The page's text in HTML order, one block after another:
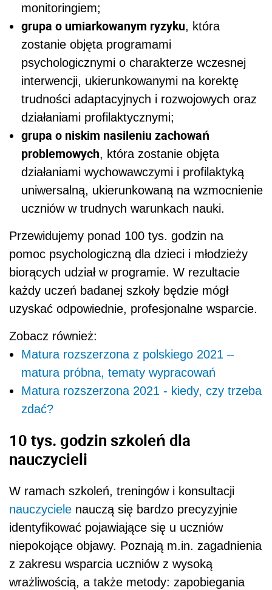
monitoringiem;
grupa o umiarkowanym ryzyku, która
zostanie objęta programami
psychologicznymi o charakterze wczesnej
interwencji, ukierunkowanymi na korektę
trudności adaptacyjnych i rozwojowych oraz
działaniami profilaktycznymi;
grupa o niskim nasileniu zachowań
problemowych, która zostanie objęta
działaniami wychowawczymi i profilaktyką
uniwersalną, ukierunkowaną na wzmocnienie
uczniów w trudnych warunkach nauki.
Przewidujemy ponad 100 tys. godzin na
pomoc psychologiczną dla dzieci i młodzieży
biorących udział w programie. W rezultacie
każdy uczeń badanej szkoły będzie mógł
uzyskać odpowiednie, profesjonalne wsparcie.
Zobacz również:
Matura rozszerzona z polskiego 2021 –
matura próbna, tematy wypracowań
Matura rozszerzona 2021 - kiedy, czy trzeba
zdać?
10 tys. godzin szkoleń dla
nauczycieli
W ramach szkoleń, treningów i konsultacji
nauczyciele nauczą się bardzo precyzyjnie
identyfikować pojawiające się u uczniów
niepokojące objawy. Poznają m.in. zagadnienia
z zakresu wsparcia uczniów z wysoką
wrażliwością, a także metody: zapobiegania